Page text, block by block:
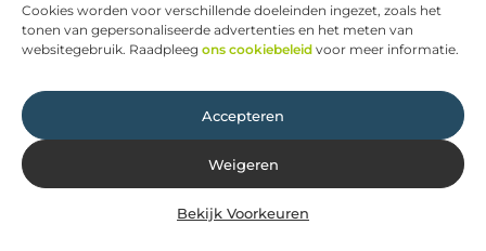
Cookies worden voor verschillende doeleinden ingezet, zoals het
tonen van gepersonaliseerde advertenties en het meten van
websitegebruik. Raadpleeg ons cookiebeleid voor meer informatie.
Accepteren
Weigeren
Bekijk Voorkeuren
Bericht categorie
Website index Cookiebeleid (EU)